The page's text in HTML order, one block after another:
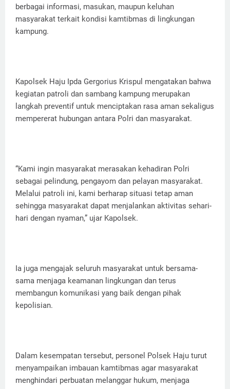
berbagai informasi, masukan, maupun keluhan
masyarakat terkait kondisi kamtibmas di lingkungan
kampung.
‎Kapolsek Haju Ipda Gergorius Krispul mengatakan bahwa
kegiatan patroli dan sambang kampung merupakan
langkah preventif untuk menciptakan rasa aman sekaligus
mempererat hubungan antara Polri dan masyarakat.
‎“Kami ingin masyarakat merasakan kehadiran Polri
sebagai pelindung, pengayom dan pelayan masyarakat.
Melalui patroli ini, kami berharap situasi tetap aman
sehingga masyarakat dapat menjalankan aktivitas sehari-
hari dengan nyaman,” ujar Kapolsek.
‎Ia juga mengajak seluruh masyarakat untuk bersama-
sama menjaga keamanan lingkungan dan terus
membangun komunikasi yang baik dengan pihak
kepolisian.
‎Dalam kesempatan tersebut, personel Polsek Haju turut
menyampaikan imbauan kamtibmas agar masyarakat
menghindari perbuatan melanggar hukum, menjaga